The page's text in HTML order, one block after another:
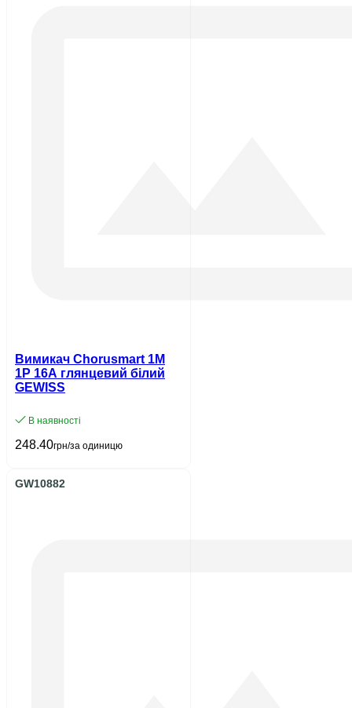
Вимикач Chorusmart 1М
1P 16A глянцевий білий
GEWISS
В наявності
248.40грн/за одиницю
GW10882